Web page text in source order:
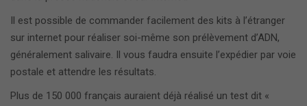
Il est possible de commander facilement des kits à l’étranger
sur internet pour réaliser soi-même son prélèvement d’ADN,
généralement salivaire. Il vous faudra ensuite l’expédier par voie
postale et attendre les résultats.
Plus de 150 000 français auraient déjà réalisé un test dit «